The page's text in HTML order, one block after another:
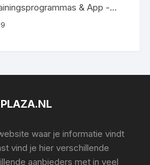
& App -
Roeiapparaat met 16
waar je informatie vindt
vind je hier verschillende
aanbieders met in veel